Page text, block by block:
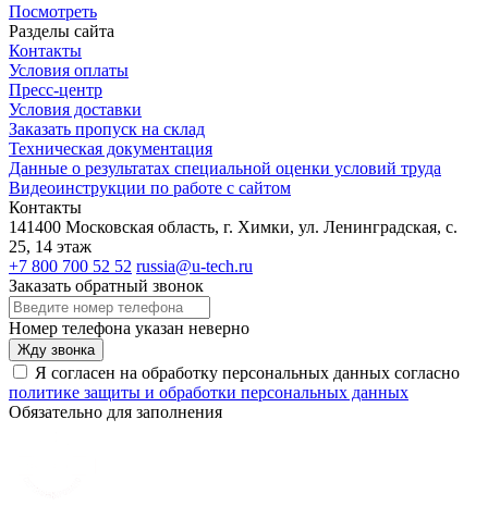
Посмотреть
Разделы сайта
Контакты
Условия оплаты
Пресс-центр
Условия доставки
Заказать пропуск на склад
Техническая документация
Данные о результатах специальной оценки условий труда
Видеоинструкции по работе с сайтом
Контакты
141400 Московская область, г. Химки, ул. Ленинградская, с.
25, 14 этаж
+7 800 700 52 52 russia@u-tech.ru
Заказать обратный звонок
Номер телефона указан неверно
Жду звонка
Я согласен на обработку персональных данных согласно
политике защиты и обработки персональных данных
Обязательно для заполнения